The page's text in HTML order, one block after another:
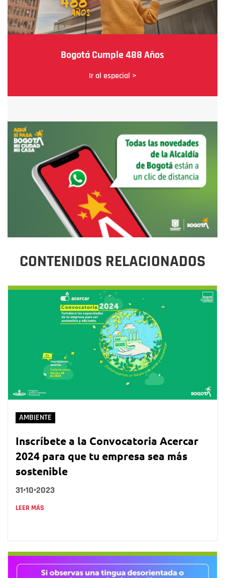
Bogotá Cumple 488 Años
Ir al especial >
CONTENIDOS RELACIONADOS
AMBIENTE
Inscríbete a la Convocatoria Acercar
2024 para que tu empresa sea más
sostenible
31•10•2023
LEER MÁS